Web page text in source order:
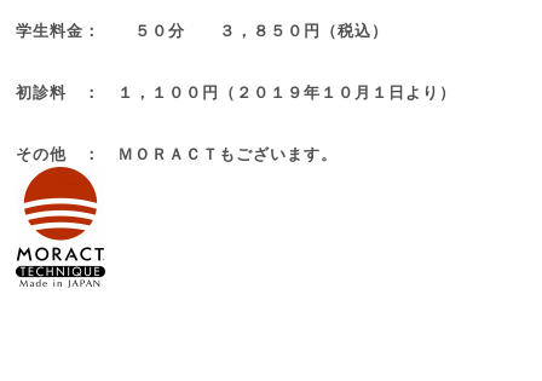
学生料金： ５０分 ３，８５０円（税込）
初診料 ： １，１００円（２０１９年１０月１日より）
その他 ： ＭＯＲＡＣＴもございます。